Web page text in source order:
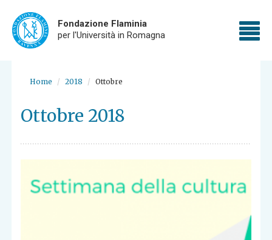
Fondazione Flaminia
per l'Università in Romagna
Home 2018 Ottobre
Ottobre 2018